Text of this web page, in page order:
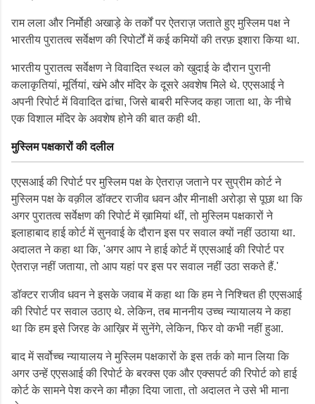
राम लला और निर्मोही अखाड़े के तर्कों पर ऐतराज़ जताते हुए मुस्लिम पक्ष ने
भारतीय पुरातत्व सर्वेक्षण की रिपोर्टों में कई कमियों की तरफ़ इशारा किया था.
भारतीय पुरातत्व सर्वेक्षण ने विवादित स्थल को खुदाई के दौरान पुरानी
कलाकृतियां, मूर्तियां, खंभे और मंदिर के दूसरे अवशेष मिले थे. एएसआई ने
अपनी रिपोर्ट में विवादित ढांचा, जिसे बाबरी मस्जिद कहा जाता था, के नीचे
एक विशाल मंदिर के अवशेष होने की बात कही थी.
मुस्लिम पक्षकारों की दलील
एएसआई की रिपोर्ट पर मुस्लिम पक्ष के ऐतराज़ जताने पर सुप्रीम कोर्ट ने
मुस्लिम पक्ष के वक़ील डॉक्टर राजीव धवन और मीनाक्षी अरोड़ा से पूछा था कि
अगर पुरातत्व सर्वेक्षण की रिपोर्ट में ख़ामियां थीं, तो मुस्लिम पक्षकारों ने
इलाहाबाद हाई कोर्ट में सुनवाई के दौरान इस पर सवाल क्यों नहीं उठाया था.
अदालत ने कहा था कि, 'अगर आप ने हाई कोर्ट में एएसआई की रिपोर्ट पर
ऐतराज़ नहीं जताया, तो आप यहां पर इस पर सवाल नहीं उठा सकते हैं.'
डॉक्टर राजीव धवन ने इसके जवाब में कहा था कि हम ने निश्चित ही एएसआई
की रिपोर्ट पर सवाल उठाए थे. लेकिन, तब माननीय उच्च न्यायालय ने कहा
था कि हम इसे जिरह के आख़िर में सुनेंगे, लेकिन, फिर वो कभी नहीं हुआ.
बाद में सर्वोच्च न्यायालय ने मुस्लिम पक्षकारों के इस तर्क को मान लिया कि
अगर उन्हें एएसआई की रिपोर्ट के बरक्स एक और एक्सपर्ट की रिपोर्ट को हाई
कोर्ट के सामने पेश करने का मौक़ा दिया जाता, तो अदालत ने उसे भी माना